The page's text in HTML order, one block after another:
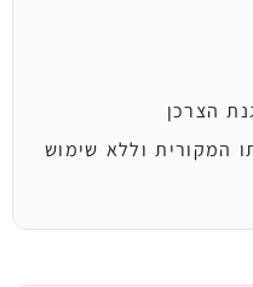
הצרכן
המקורית וללא שימוש